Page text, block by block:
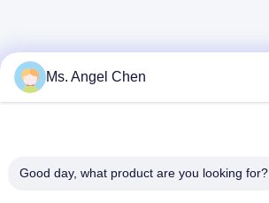
Ms. Angel Chen
Good day, what product are you looking for?